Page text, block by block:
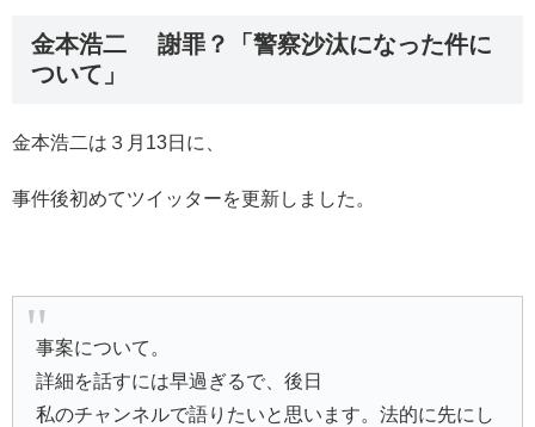
金本浩二 謝罪？「警察沙汰になった件に
ついて」
金本浩二は３月13日に、
事件後初めてツイッターを更新しました。
事案について。
詳細を話すには早過ぎるで、後日
私のチャンネルで語りたいと思います。法的に先にし